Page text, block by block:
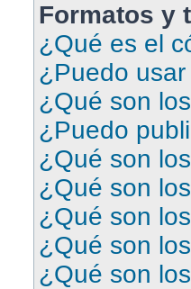
Formatos y
¿Qué es el
¿Puedo
¿Qué son
¿Puedo
¿Qué son
¿Qué son
¿Qué son
¿Qué son
¿Qué son